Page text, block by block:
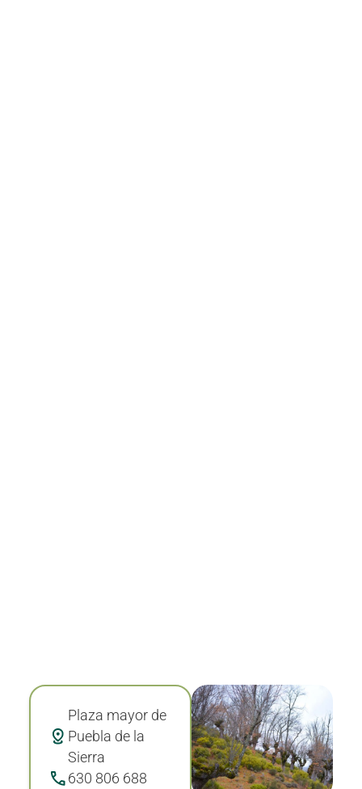
Plaza mayor de
Puebla de la
Sierra
630 806 688